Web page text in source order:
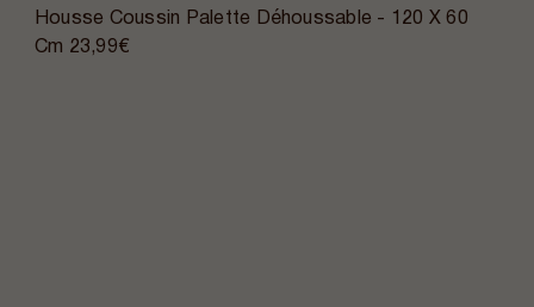
Housse Coussin Palette Déhoussable - 120 X 60
Cm 23,99€